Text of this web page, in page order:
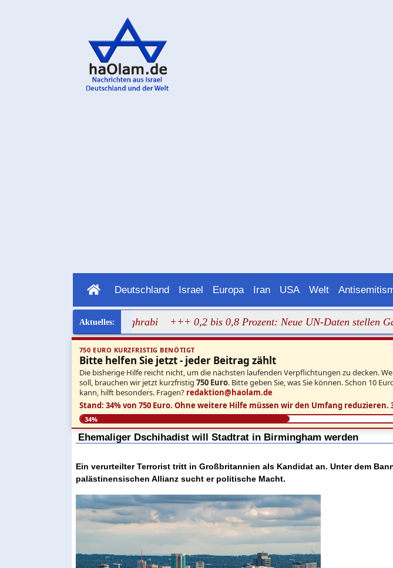
Deutschland Israel Europa Iran USA Welt
Bild von Dalal Mughrabi +++ 0,2 bis 0,8 Prozent: Neue UN-Daten stellen Gaza-
750 EURO KURZFRISTIG BENÖTIGT
Bitte helfen Sie jetzt - jeder Beitrag zählt
Die bisherige Hilfe reicht nicht, um die nächsten laufenden Verpflichtungen zu decken.
soll, brauchen wir jetzt kurzfristig 750 Euro. Bitte geben Sie, was Sie können. Schon 10
kann, hilft besonders. Fragen? redaktion@haolam.de
Stand: 34% von 750 Euro. Ohne weitere Hilfe müssen wir den Umfang reduzieren.
34%
Ehemaliger Dschihadist will Stadtrat in Birmingham werden
Ein verurteilter Terrorist tritt in Großbritannien als Kandidat an. Unter dem
palästinensischen Allianz sucht er politische Macht.